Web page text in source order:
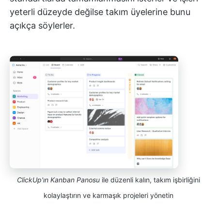
yeterli düzeyde değilse takım üyelerine bunu
açıkça söylerler.
ClickUp'ın Kanban Panosu ile düzenli kalın, takım işbirliğini
kolaylaştırın ve karmaşık projeleri yönetin